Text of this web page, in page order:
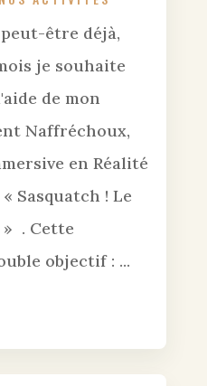
être déjà,
je souhaite
de mon
Naffréchoux,
en Réalité
Sasquatch ! Le
. Cette
objectif : ...